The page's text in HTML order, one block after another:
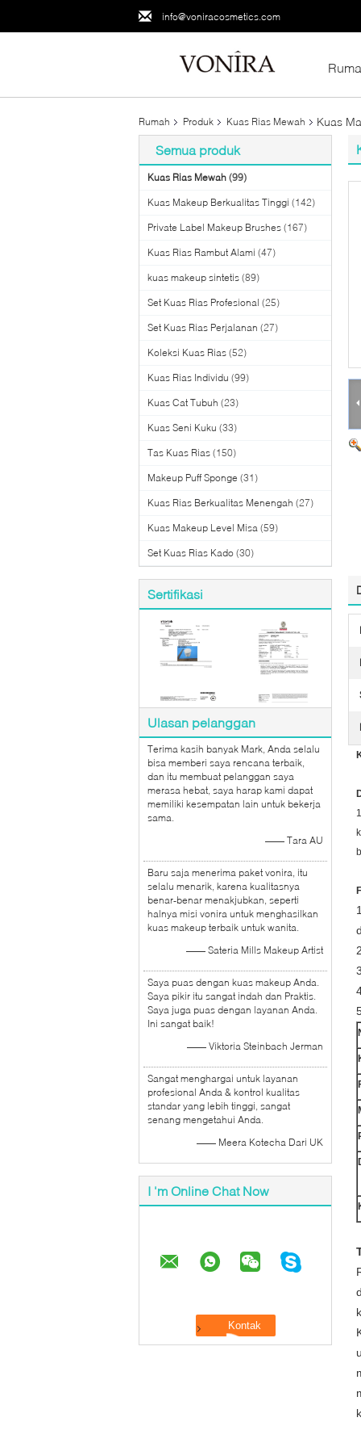
info@voniracosmetics.com
Rumah Produk Kuas Rias Mewah Kuas
Semua produk
Kuas Rias Mewah (99)
Kuas Makeup Berkualitas Tinggi (142)
Private Label Makeup Brushes (167)
Kuas Rias Rambut Alami (47)
kuas makeup sintetis (89)
Set Kuas Rias Profesional (25)
Set Kuas Rias Perjalanan (27)
Koleksi Kuas Rias (52)
Kuas Rias Individu (99)
Kuas Cat Tubuh (23)
Kuas Seni Kuku (33)
Tas Kuas Rias (150)
Makeup Puff Sponge (31)
Kuas Rias Berkualitas Menengah (27)
Kuas Makeup Level Misa (59)
Set Kuas Rias Kado (30)
Sertifikasi
Ulasan pelanggan
Terima kasih banyak Mark, Anda selalu
bisa memberi saya rencana terbaik,
dan itu membuat pelanggan saya
merasa hebat, saya harap kami dapat
memiliki kesempatan lain untuk bekerja
sama.
—— Tara AU
Baru saja menerima paket vonira, itu
selalu menarik, karena kualitasnya
benar-benar menakjubkan, seperti
halnya misi vonira untuk menghasilkan
kuas makeup terbaik untuk wanita.
—— Sateria Mills Makeup Artist
Saya puas dengan kuas makeup Anda.
Saya pikir itu sangat indah dan Praktis.
Saya juga puas dengan layanan Anda.
Ini sangat baik!
—— Viktoria Steinbach Jerman
Sangat menghargai untuk layanan
profesional Anda & kontrol kualitas
standar yang lebih tinggi, sangat
senang mengetahui Anda.
—— Meera Kotecha Dari UK
I 'm Online Chat Now